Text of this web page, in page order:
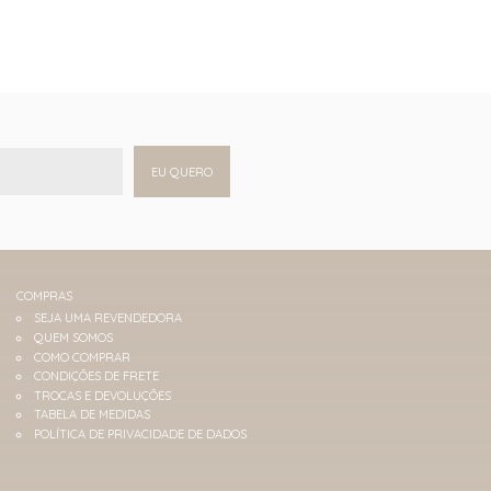
EU QUERO
COMPRAS
SEJA UMA REVENDEDORA
QUEM SOMOS
COMO COMPRAR
CONDIÇÕES DE FRETE
TROCAS E DEVOLUÇÕES
TABELA DE MEDIDAS
POLÍTICA DE PRIVACIDADE DE DADOS